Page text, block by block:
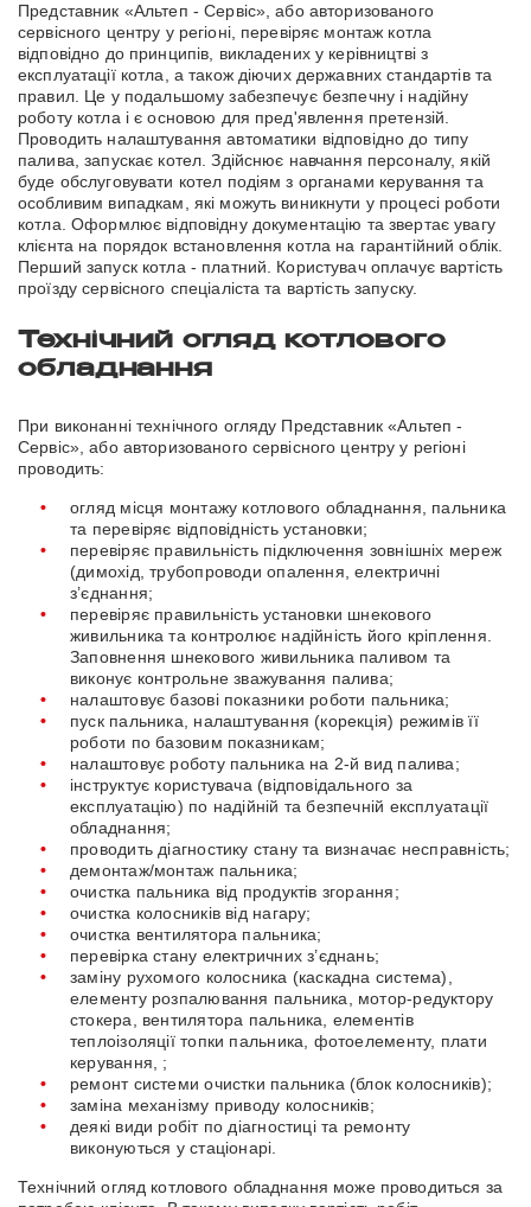
Представник «Альтеп - Сервіс», або авторизованого
сервісного центру у регіоні, перевіряє монтаж котла
відповідно до принципів, викладених у керівництві з
експлуатації котла, а також діючих державних стандартів та
правил. Це у подальшому забезпечує безпечну і надійну
роботу котла і є основою для пред'явлення претензій.
Проводить налаштування автоматики відповідно до типу
палива, запускає котел. Здійснює навчання персоналу, якій
буде обслуговувати котел подіям з органами керування та
особливим випадкам, які можуть виникнути у процесі роботи
котла. Оформлює відповідну документацію та звертає увагу
клієнта на порядок встановлення котла на гарантійний облік.
Перший запуск котла - платний. Користувач оплачує вартість
проїзду сервісного спеціаліста та вартість запуску.
Технічний огляд котлового
обладнання
При виконанні технічного огляду Представник «Альтеп -
Сервіс», або авторизованого сервісного центру у регіоні
проводить:
огляд місця монтажу котлового обладнання, пальника
та перевіряє відповідність установки;
перевіряє правильність підключення зовнішніх мереж
(димохід, трубопроводи опалення, електричні
з’єднання;
перевіряє правильність установки шнекового
живильника та контролює надійність його кріплення.
Заповнення шнекового живильника паливом та
виконує контрольне зважування палива;
налаштовує базові показники роботи пальника;
пуск пальника, налаштування (корекція) режимів її
роботи по базовим показникам;
налаштовує роботу пальника на 2-й вид палива;
інструктує користувача (відповідального за
експлуатацію) по надійній та безпечній експлуатації
обладнання;
проводить діагностику стану та визначає несправність;
демонтаж/монтаж пальника;
очистка пальника від продуктів згорання;
очистка колосників від нагару;
очистка вентилятора пальника;
перевірка стану електричних з’єднань;
заміну рухомого колосника (каскадна система),
елементу розпалювання пальника, мотор-редуктору
стокера, вентилятора пальника, елементів
теплоізоляції топки пальника, фотоелементу, плати
керування, ;
ремонт системи очистки пальника (блок колосників);
заміна механізму приводу колосників;
деякі види робіт по діагностиці та ремонту
виконуються у стаціонарі.
Технічний огляд котлового обладнання може проводиться за